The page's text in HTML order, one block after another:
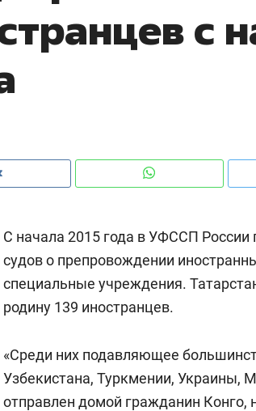
с
С начала 2015 года в УФССП России
судов о препровождении
специальные учреждения.
родину 139 иностранцев.
«Среди них подавляющее
Узбекистана, Туркмении, Украины,
отправлен домой гражданин
сегодня
ими управляли. Они
личным
Рекомендуем
с